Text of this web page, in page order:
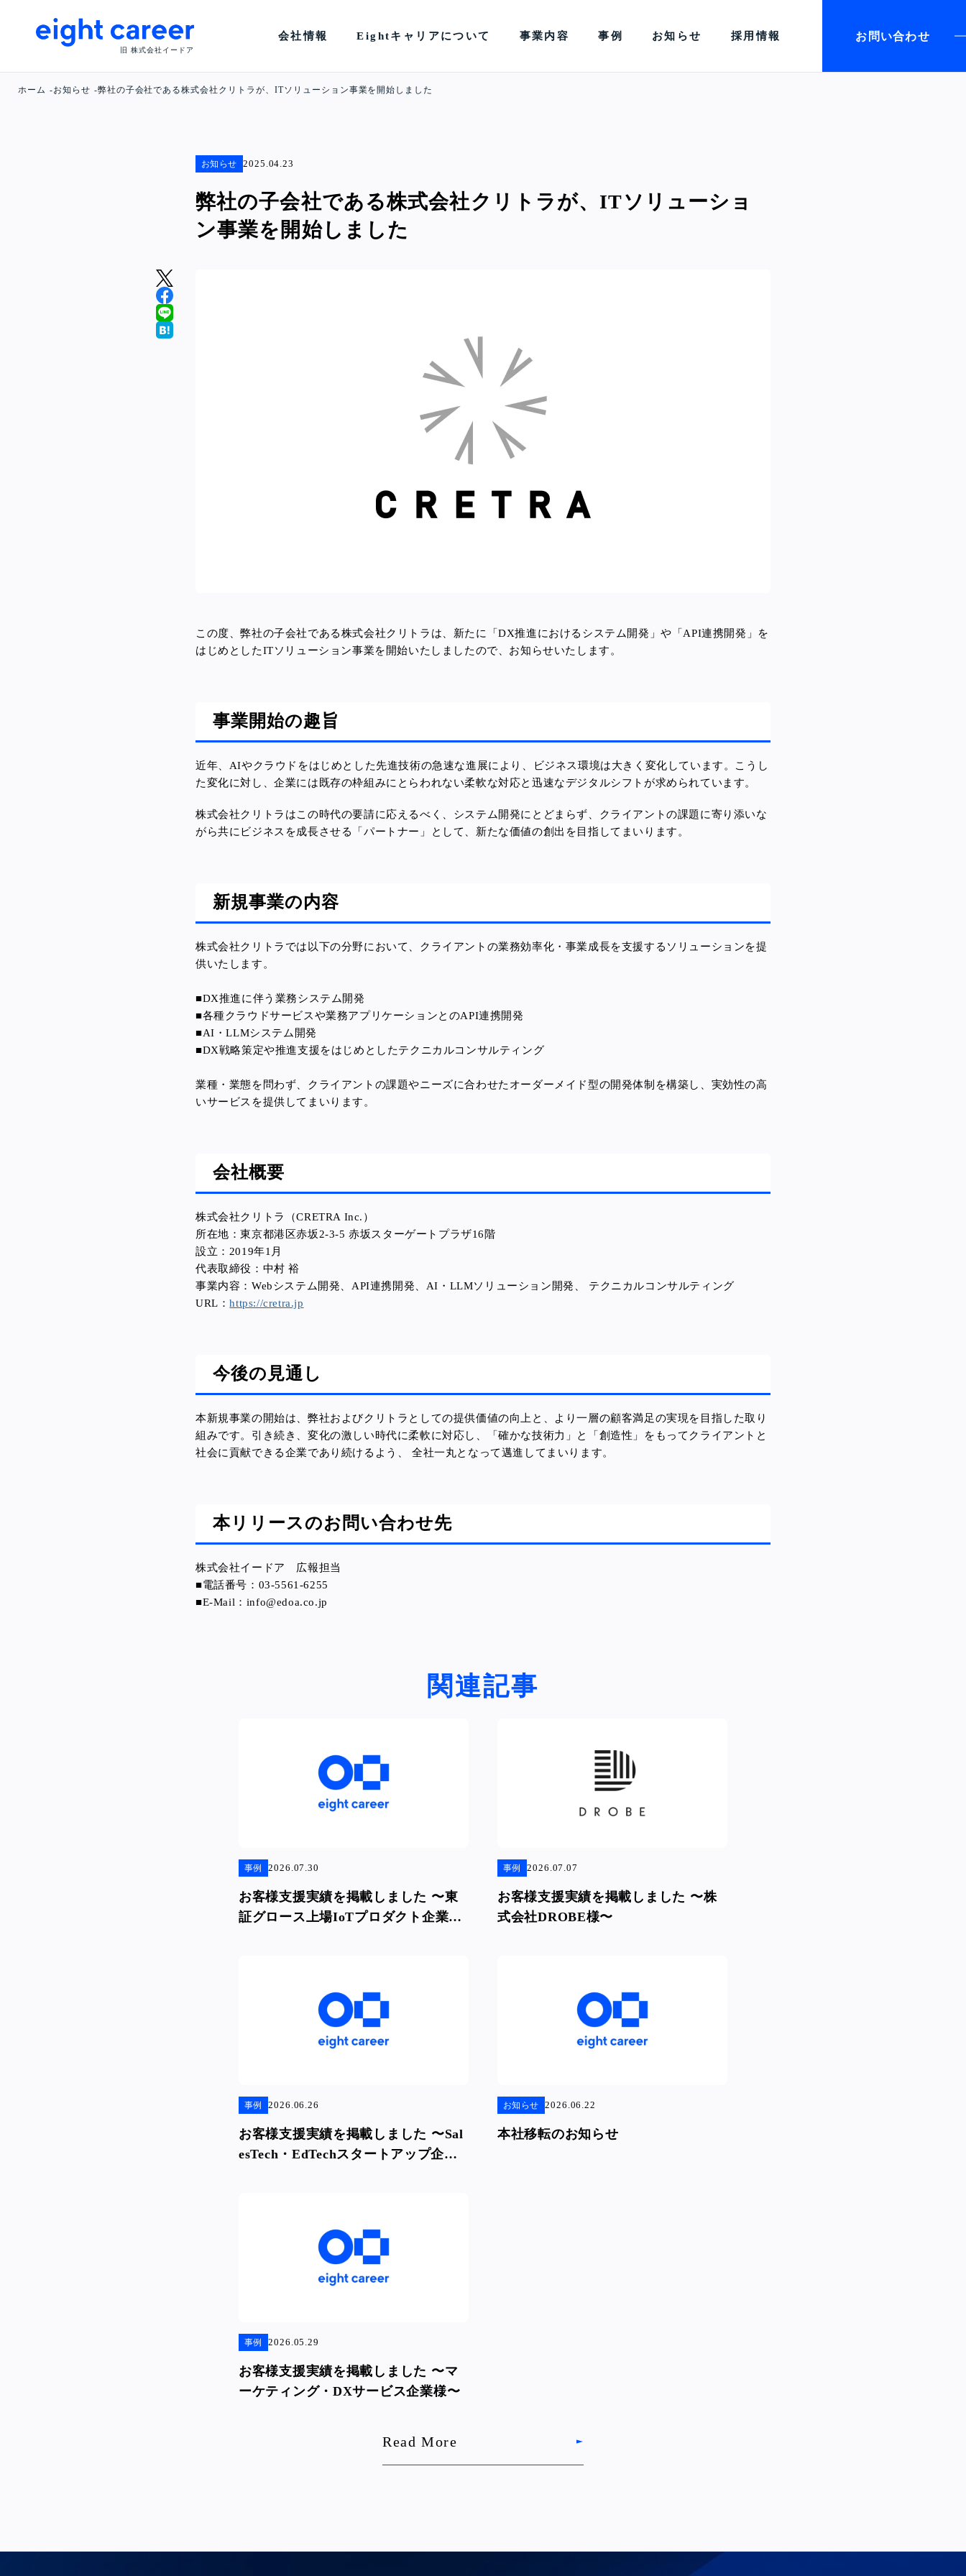
旧 株式会社イードア
会社情報 Eightキャリアについて 事業内容 事例 お知らせ 採用情報 お問い合わせ
ホーム お知らせ 弊社の子会社である株式会社クリトラが、ITソリューション事業を開始しました
お知らせ 2025.04.23
弊社の子会社である株式会社クリトラが、ITソリューショ
ン事業を開始しました
この度、弊社の子会社である株式会社クリトラは、新たに「DX推進におけるシステム開発」や「API連携開発」を
はじめとしたITソリューション事業を開始いたしましたので、お知らせいたします。
事業開始の趣旨
近年、AIやクラウドをはじめとした先進技術の急速な進展により、ビジネス環境は大きく変化しています。こうし
た変化に対し、企業には既存の枠組みにとらわれない柔軟な対応と迅速なデジタルシフトが求められています。
株式会社クリトラはこの時代の要請に応えるべく、システム開発にとどまらず、クライアントの課題に寄り添いな
がら共にビジネスを成長させる「パートナー」として、新たな価値の創出を目指してまいります。
新規事業の内容
株式会社クリトラでは以下の分野において、クライアントの業務効率化・事業成長を支援するソリューションを提
供いたします。
■DX推進に伴う業務システム開発
■各種クラウドサービスや業務アプリケーションとのAPI連携開発
■AI・LLMシステム開発
■DX戦略策定や推進支援をはじめとしたテクニカルコンサルティング
業種・業態を問わず、クライアントの課題やニーズに合わせたオーダーメイド型の開発体制を構築し、実効性の高
いサービスを提供してまいります。
会社概要
株式会社クリトラ
（CRETRA Inc.）
所在地：東京都港区赤坂2-3-5 赤坂スターゲートプラザ16階
設立： 2019年1月
代表取締役： 中村 裕
事業内容： Webシステム開発、 API連携開発、 AI・LLMソリューション開発、
テクニカルコンサルティング
URL：https://cretra.jp
今後の見通し
本新規事業の開始は、弊社およびクリトラとしての提供価値の向上と、より一層の顧客満足の実現を目指した取り
組みです。 引き続き、変化の激しい時代に柔軟に対応し、「確かな技術力」と「創造性」をもってクライアント と
社会に貢献できる企業であり続けるよう、 全社一丸となって邁進してまいります。
本リリースのお問い合わせ先
株式会社イードア 広報担当
■電話番号：03-5561-6255
■E-Mail：info@edoa.co.jp
関連記事
事例 2026.07.30
お客様支援実績を掲載しました 〜東
証グロース上場IoTプロダクト企業
事例 2026.07.07
お客様支援実績を掲載しました 〜株
式会社DROBE様〜
事例 2026.06.26
お客様支援実績を掲載しました 〜Sal
esTech・EdTechスタートアップ企業
お知らせ 2026.06.22
本社移転のお知らせ
事例 2026.05.29
お客様支援実績を掲載しました 〜マ
ーケティング・DXサービス企業様〜
Read More